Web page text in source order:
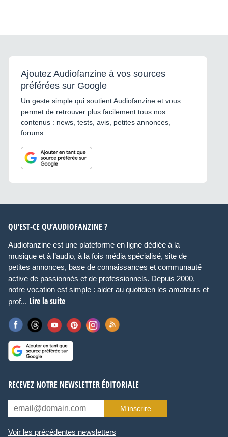
Ajoutez Audiofanzine à vos sources
préférées sur Google
Un geste simple qui soutient Audiofanzine et vous
permet de retrouver plus facilement tous nos
contenus : news, tests, avis, petites annonces,
forums...
QU’EST-CE QU’AUDIOFANZINE ?
Audiofanzine est une plateforme en ligne dédiée à la
musique et à l’audio, à la fois média spécialisé, site de
petites annonces, base de connaissances et communauté
active de passionnés et de professionnels. Depuis 2000,
notre vocation est simple : aider au quotidien les amateurs et
prof... Lire la suite
RECEVEZ NOTRE NEWSLETTER ÉDITORIALE
M’inscrire
Voir les précédentes newsletters